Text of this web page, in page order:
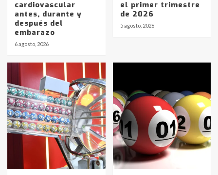
cardiovascular
antes, durante y
después del
embarazo
6 agosto, 2026
el primer trimestre
de 2026
5 agosto, 2026